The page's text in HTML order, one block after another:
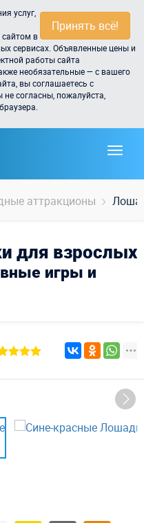
Принять всё!
услуг,
сайтом в
сервисах. Объявленные цены и
работы сайта
необязательные — с вашего
вы соглашаетесь с
согласны, пожалуйста,
аттракционы
для взрослых
игры и